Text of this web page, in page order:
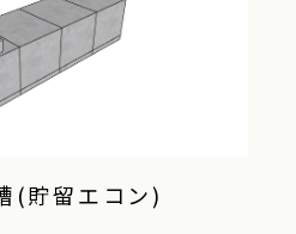
(貯留エコン)